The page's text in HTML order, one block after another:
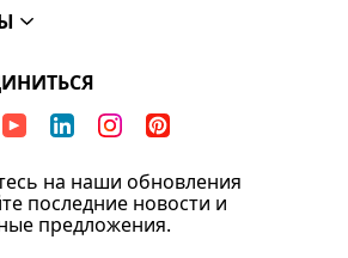
на наши обновления
последние новости и
предложения.